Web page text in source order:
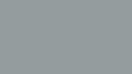
Daten
sich auf eine identifizierte